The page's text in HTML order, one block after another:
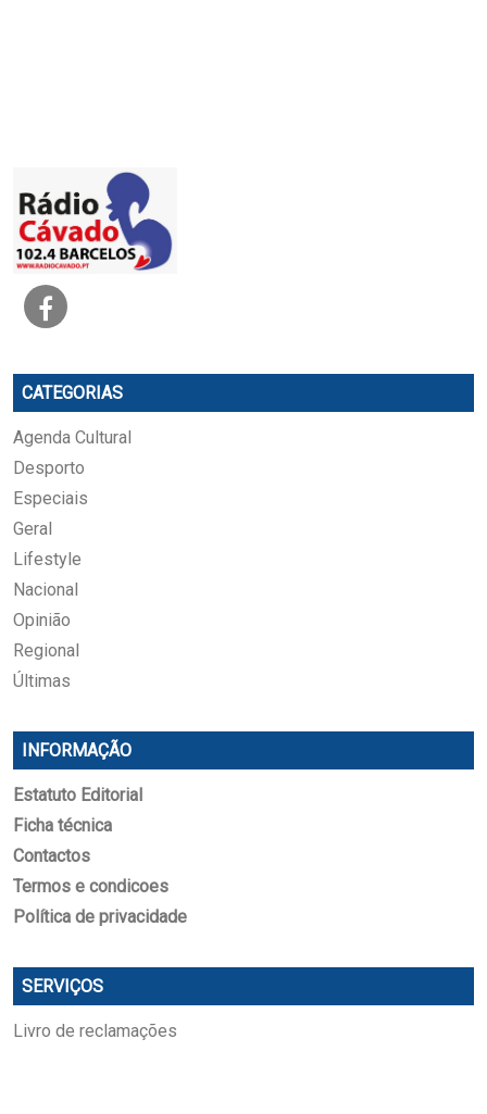
CATEGORIAS
Agenda Cultural
Desporto
Especiais
Geral
Lifestyle
Nacional
Opinião
Regional
Últimas
INFORMAÇÃO
Estatuto Editorial
Ficha técnica
Contactos
Termos e condicoes
Política de privacidade
SERVIÇOS
Livro de reclamações